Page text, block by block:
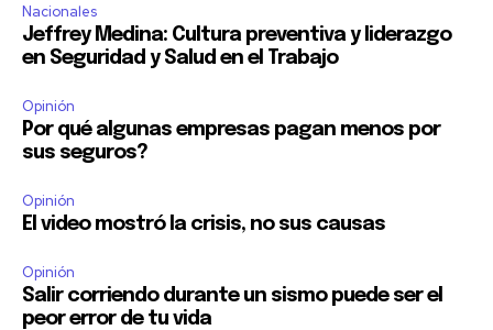
Nacionales
Jeffrey Medina: Cultura preventiva y liderazgo
en Seguridad y Salud en el Trabajo
Opinión
Por qué algunas empresas pagan menos por
sus seguros?
Opinión
El video mostró la crisis, no sus causas
Opinión
Salir corriendo durante un sismo puede ser el
peor error de tu vida